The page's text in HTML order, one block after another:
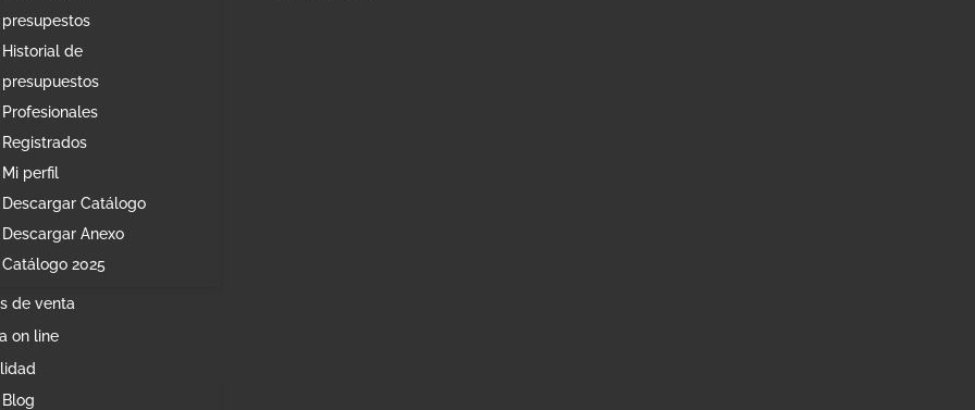
presupestos
Historial de
presupuestos
Profesionales
Registrados
Mi perfil
Descargar Catálogo
Descargar Anexo
Catálogo 2025
de venta
on line
Blog